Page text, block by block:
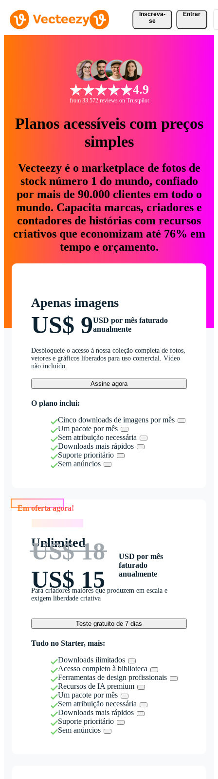
Inscreva-
se
Entrar
4.9
from 33.572 reviews on Trustpilot
Planos acessíveis com preços
simples
Vecteezy é o marketplace de fotos de
stock número 1 do mundo, confiado
por mais de 90.000 clientes em todo o
mundo. Capacita marcas, criadores e
contadores de histórias com recursos
criativos que economizam até 76% em
tempo e orçamento.
Apenas imagens
US$ 9USD por mês faturado
anualmente
Desbloqueie o acesso à nossa coleção completa de fotos,
vetores e gráficos liberados para uso comercial. Vídeo
não incluído.
Assine agora
O plano inclui:
Cinco downloads de imagens por mês
Um pacote por mês
Sem atribuição necessária
Downloads mais rápidos
Suporte prioritário
Sem anúncios
Unlimited
US$ 18
US$ 15
USD por mês
faturado
anualmente
Para criadores maiores que produzem em escala e
exigem liberdade criativa
Teste gratuito de 7 dias
Tudo no Starter, mais:
Downloads ilimitados
Acesso completo à biblioteca
Ferramentas de design profissionais
Recursos de IA premium
Um pacote por mês
Sem atribuição necessária
Downloads mais rápidos
Suporte prioritário
Sem anúncios